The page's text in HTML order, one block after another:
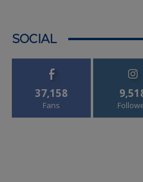
SOCIAL
37,158
Fans